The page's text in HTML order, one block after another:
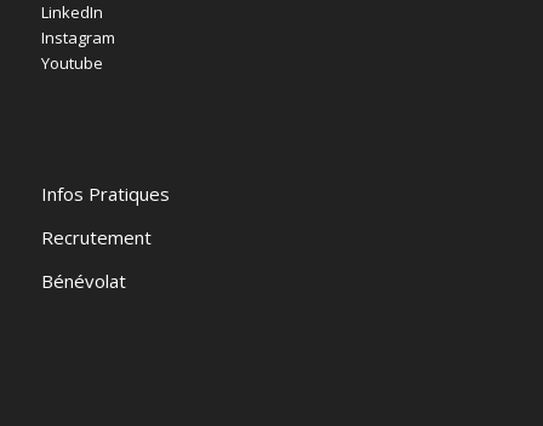
LinkedIn
Instagram
Youtube
Infos Pratiques
Recrutement
Bénévolat